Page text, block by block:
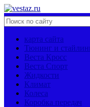
карта сайта
Тюнинг и
Веста Кросс
Веста Спорт
Жидкости
Климат
Колеса
Коробка передач